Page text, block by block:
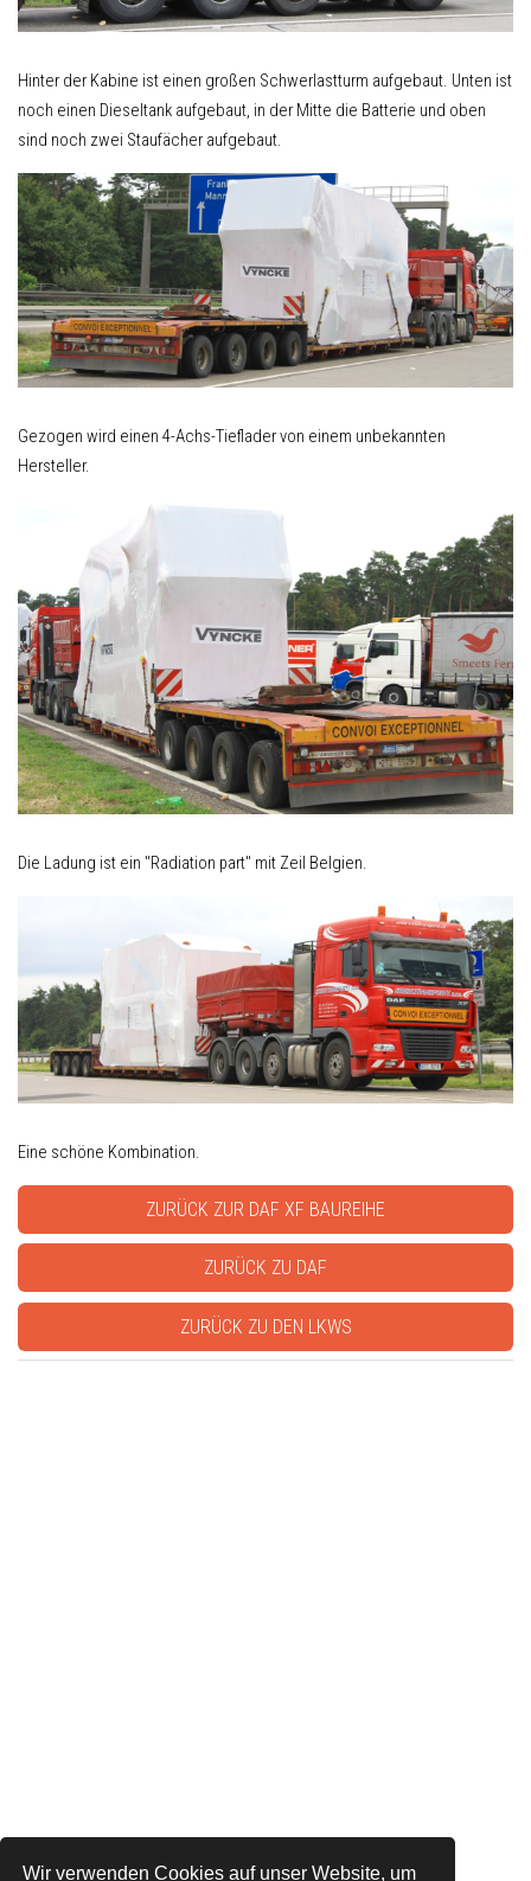
Wir verwenden Cookies auf unser Website, um
Hinter der Kabine ist einen großen Schwerlastturm aufgebaut. Unten ist
noch einen Dieseltank aufgebaut, in der Mitte die Batterie und oben
sind noch zwei Staufächer aufgebaut.
Gezogen wird einen 4-Achs-Tieflader von einem unbekannten
Hersteller.
Die Ladung ist ein "Radiation part" mit Zeil Belgien.
Eine schöne Kombination.
ZURÜCK ZUR DAF XF BAUREIHE
ZURÜCK ZU DAF
ZURÜCK ZU DEN LKWS